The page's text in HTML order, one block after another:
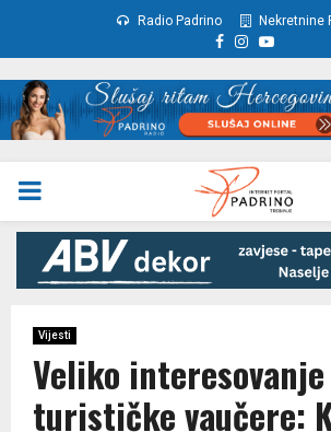
Radio Padrino Nekretnine
Facebook
Instagram
Youtube
PRIMARY
MENU
Vijesti
Veliko interesovanje
turističke vaučere: